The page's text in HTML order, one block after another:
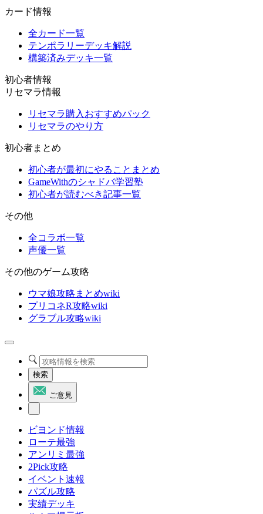
カード情報
全カード一覧
テンポラリーデッキ解説
構築済みデッキ一覧
初心者情報
リセマラ情報
リセマラ購入おすすめパック
リセマラのやり方
初心者まとめ
初心者が最初にやることまとめ
GameWithのシャドバ学習塾
初心者が読むべき記事一覧
その他
全コラボ一覧
声優一覧
その他のゲーム攻略
ウマ娘攻略まとめwiki
プリコネR攻略wiki
グラブル攻略wiki
検索
ご意見
ビヨンド情報
ローテ最強
アンリミ最強
2Pick攻略
イベント速報
パズル攻略
実績デッキ